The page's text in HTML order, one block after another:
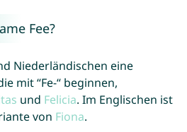
Fee?
Niederländischen eine
mit “Fe-“ beginnen,
und Felicia. Im Englischen ist
von Fiona.